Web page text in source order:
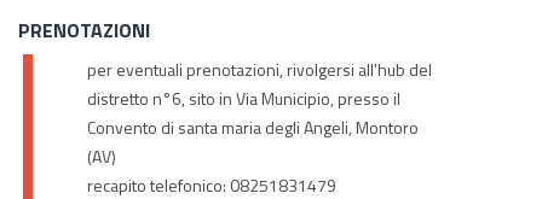
PRENOTAZIONI
per eventuali prenotazioni, rivolgersi all'hub del
distretto n°6, sito in Via Municipio, presso il
Convento di santa maria degli Angeli, Montoro
(AV)
recapito telefonico: 08251831479